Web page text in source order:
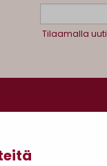
Tilaamalla